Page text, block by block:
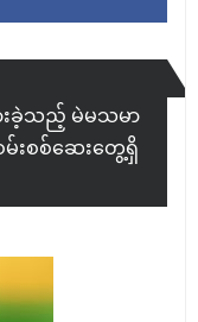
းခဲ့သည့် မဲမသမာ
မ်းစစ်ဆေးတွေ့ရှိ